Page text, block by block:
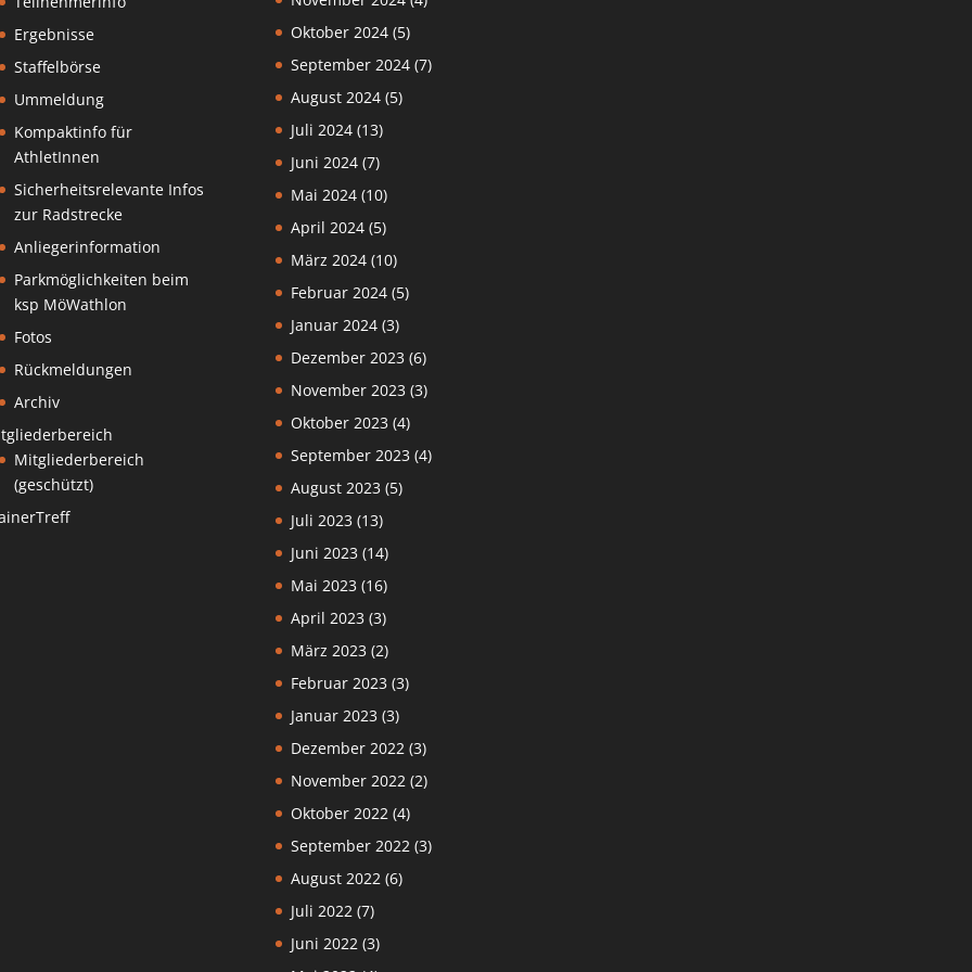
Ergebnisse
Staffelbörse
Ummeldung
Kompaktinfo für
AthletInnen
Sicherheitsrelevante Infos
zur Radstrecke
Anliegerinformation
Parkmöglichkeiten beim
ksp MöWathlon
Fotos
Rückmeldungen
Archiv
Mitgliederbereich
(geschützt)
Oktober 2024(5)
September 2024(7)
August 2024(5)
Juli 2024(13)
Juni 2024(7)
Mai 2024(10)
April 2024(5)
März 2024(10)
Februar 2024(5)
Januar 2024(3)
Dezember 2023 (6)
November 2023 (3)
Oktober 2023 (4)
September 2023 (4)
August 2023 (5)
Juli 2023 (13)
Juni 2023 (14)
Mai 2023 (16)
April 2023 (3)
März 2023 (2)
Februar 2023 (3)
Januar 2023 (3)
Dezember 2022(3)
November 2022(2)
Oktober 2022(4)
September 2022(3)
August 2022(6)
Juli 2022(7)
Juni 2022(3)